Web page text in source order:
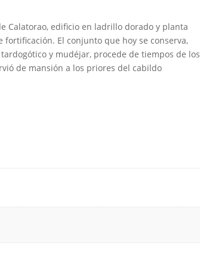
Calatorao, edificio en ladrillo dorado y planta
El conjunto que hoy se conserva,
y mudéjar, procede de tiempos de los
de mansión a los priores del cabildo